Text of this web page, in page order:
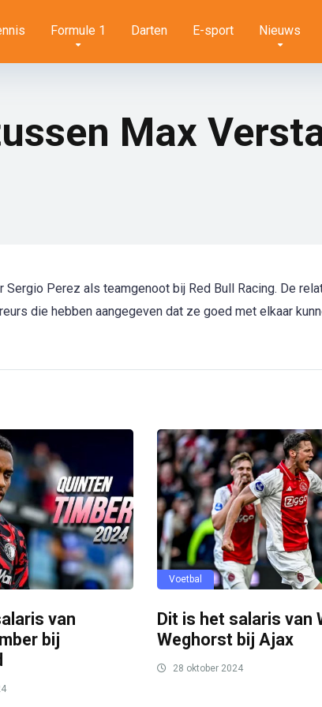
Formule 1 Darten E-sport Nieuws
Max
Perez als teamgenoot bij Red Bull Racing. De
die hebben aangegeven dat ze goed met elkaar
van
bij
Voetbal
Dit is het salaris van
Weghorst bij Ajax
28 oktober 2024